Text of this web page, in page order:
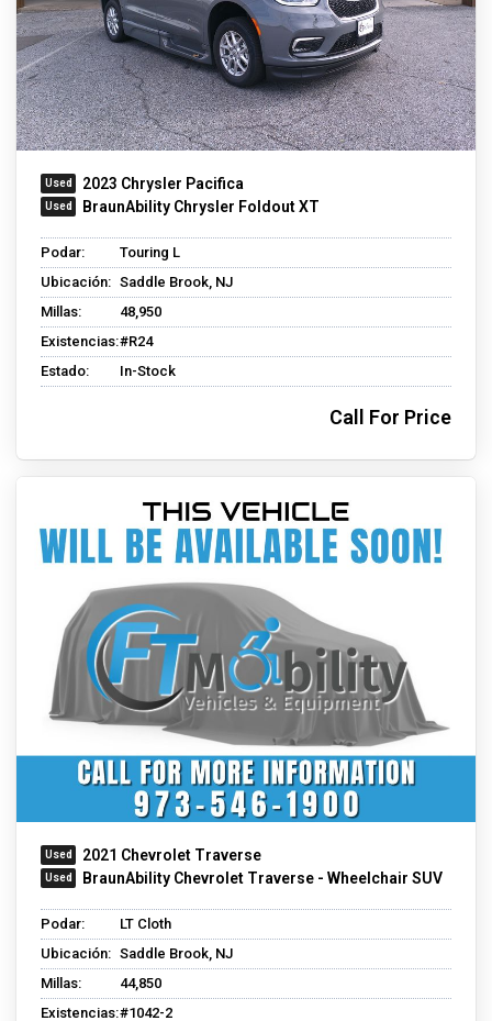
2023 Chrysler Pacifica
BraunAbility Chrysler Foldout XT
Podar:
Touring L
Ubicación: Saddle Brook, NJ
Millas:
48,950
Existencias:#R24
Estado:
In-Stock
Call For Price
2021 Chevrolet Traverse
BraunAbility Chevrolet Traverse - Wheelchair SUV
Podar:
LT Cloth
Ubicación: Saddle Brook, NJ
Millas:
44,850
Existencias:#1042-2